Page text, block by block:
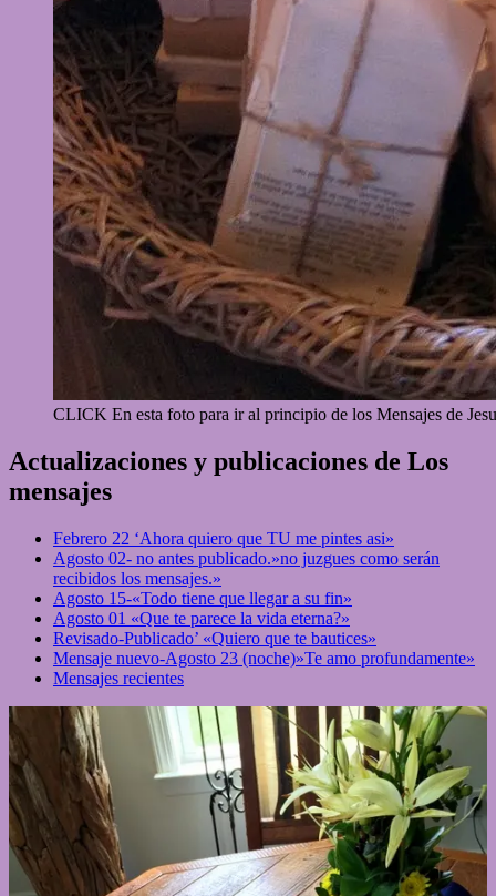
CLICK En esta foto para ir al principio de los Mensajes de
Actualizaciones y publicaciones de Los
mensajes
Febrero 22 ‘Ahora quiero que TU me pintes asi»
Agosto 02- no antes publicado.»no juzgues como serán
recibidos los mensajes.»
Agosto 15-«Todo tiene que llegar a su fin»
Agosto 01 «Que te parece la vida eterna?»
Revisado-Publicado’ «Quiero que te bautices»
Mensaje nuevo-Agosto 23 (noche)»Te amo profundamente»
Mensajes recientes